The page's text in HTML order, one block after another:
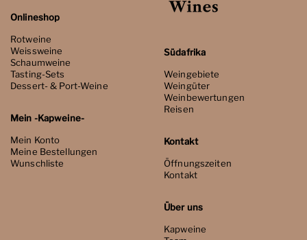
Onlineshop
Rotweine
Weissweine
Schaumweine
Tasting-Sets
Dessert- & Port-Weine
Mein -Kapweine-
Mein Konto
Meine Bestellungen
Wunschliste
Südafrika
Weingebiete
Weingüter
Weinbewertungen
Reisen
Kontakt
Öffnungszeiten
Kontakt
Über uns
Kapweine